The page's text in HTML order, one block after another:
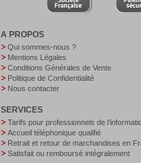
A PROPOS
Qui sommes-nous ?
Mentions Légales
Conditions Générales de Vente
Politique de Confidentialité
Nous contacter
SERVICES
Tarifs pour professionnels de
Accueil téléphonique qualifié
Retrait et retour de marchandises en
Satisfait ou remboursé intégralement